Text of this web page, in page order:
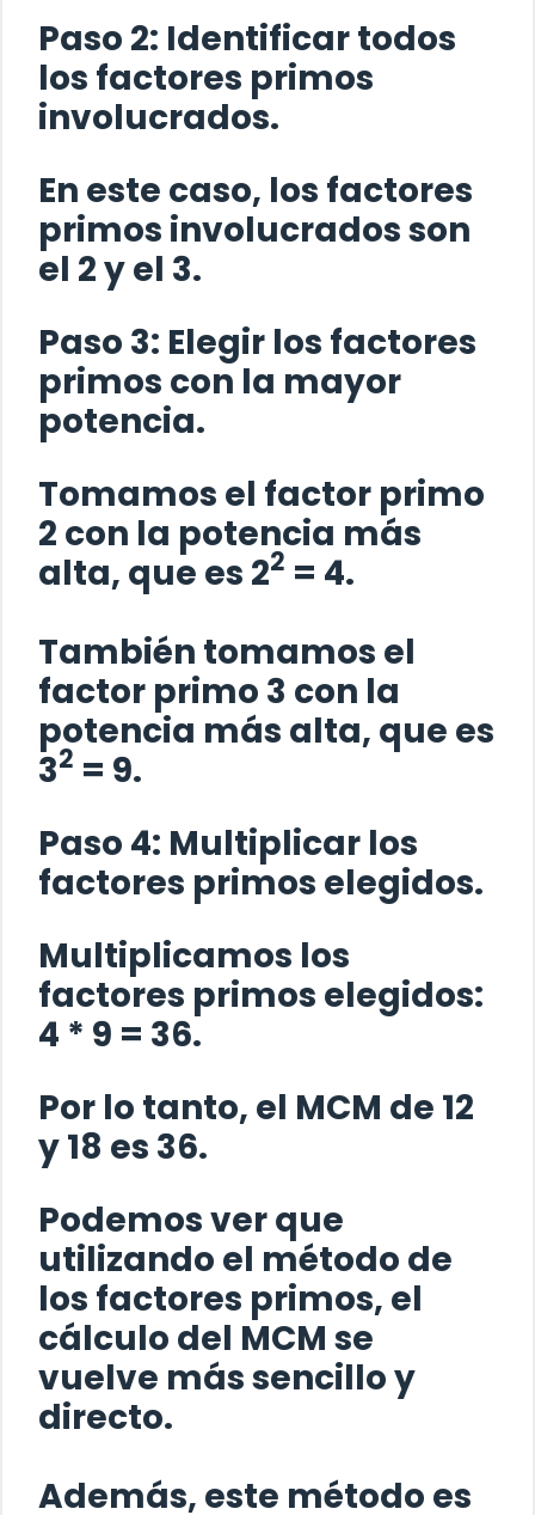
Paso 2: Identificar todos
los factores primos
involucrados.
En este caso, los factores
primos involucrados son
el 2 y el 3.
Paso 3: Elegir los factores
primos con la mayor
potencia.
Tomamos el factor primo
2 con la potencia más
alta, que es 22 = 4.
También tomamos el
factor primo 3 con la
potencia más alta, que es
32 = 9.
Paso 4: Multiplicar los
factores primos elegidos.
Multiplicamos los
factores primos elegidos:
4 * 9 = 36.
Por lo tanto, el MCM de 12
y 18 es 36.
Podemos ver que
utilizando el método de
los factores primos, el
cálculo del MCM se
vuelve más sencillo y
directo.
Además, este método es